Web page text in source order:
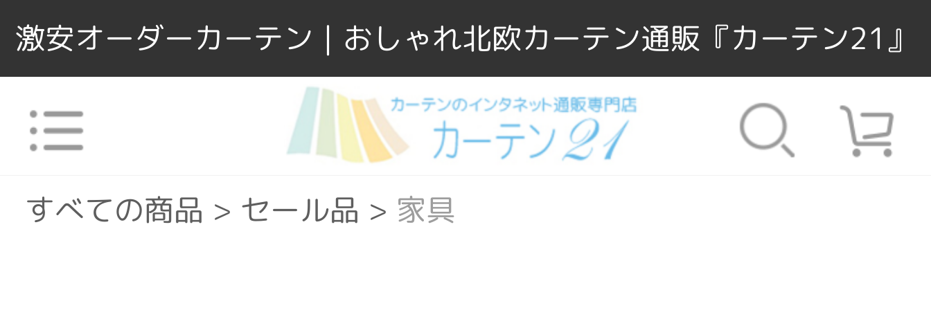
激安オーダーカーテン｜おしゃれ北欧カーテン通販『カーテン21』
すべての商品 > セール品 > 家具